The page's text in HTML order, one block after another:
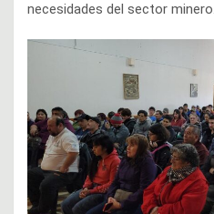
necesidades del sector minero.